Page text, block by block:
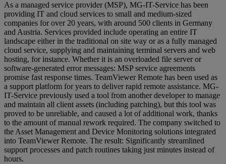
As a managed service provider (MSP), MG-IT-Service has been
providing IT and cloud services to small and medium-sized
companies for over 20 years, with around 500 clients in Germany
and Austria. Services provided include operating an entire IT
landscape either in the traditional on site way or as a fully managed
cloud service, supplying and maintaining terminal servers and web
hosting, for instance. Whether it is an overloaded file server or
software-generated error messages: MSP service agreements
promise fast response times. TeamViewer Remote has been used as
a support platform for years to deliver rapid remote assistance. MG-
IT-Service previously used a tool from another developer to manage
and maintain all client assets (including patching), but this tool was
proved to be unreliable, and caused a lot of additional work, thanks
to the amount of manual rework required. The company switched to
the Asset Management and Device Monitoring solutions integrated
into TeamViewer Remote. The result: Significantly streamlined
support processes and patch routines taking just minutes instead of
hours.